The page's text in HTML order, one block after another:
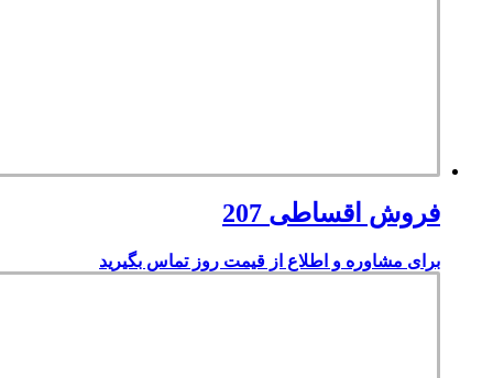
فروش اقساطی 207
برای مشاوره و اطلاع از قیمت روز تماس بگیرید